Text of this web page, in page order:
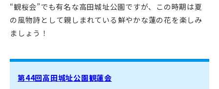
“観桜会”でも有名な高田城址公園ですが、この時期は夏
の風物詩として親しまれている鮮やかな蓮の花を楽しみ
ましょう！
第44回高田城址公園観蓮会